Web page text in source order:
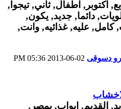
دسوقى
05:36 PM